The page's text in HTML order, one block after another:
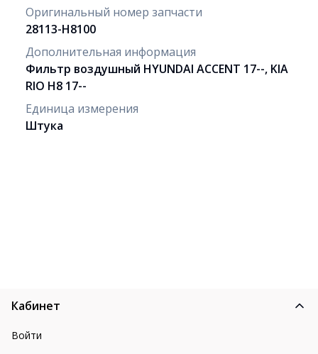
Оригинальный номер запчасти
28113-H8100
Дополнительная информация
Фильтр воздушный HYUNDAI ACCENT 17--, KIA
RIO H8 17--
Единица измерения
Штука
Кабинет
Войти